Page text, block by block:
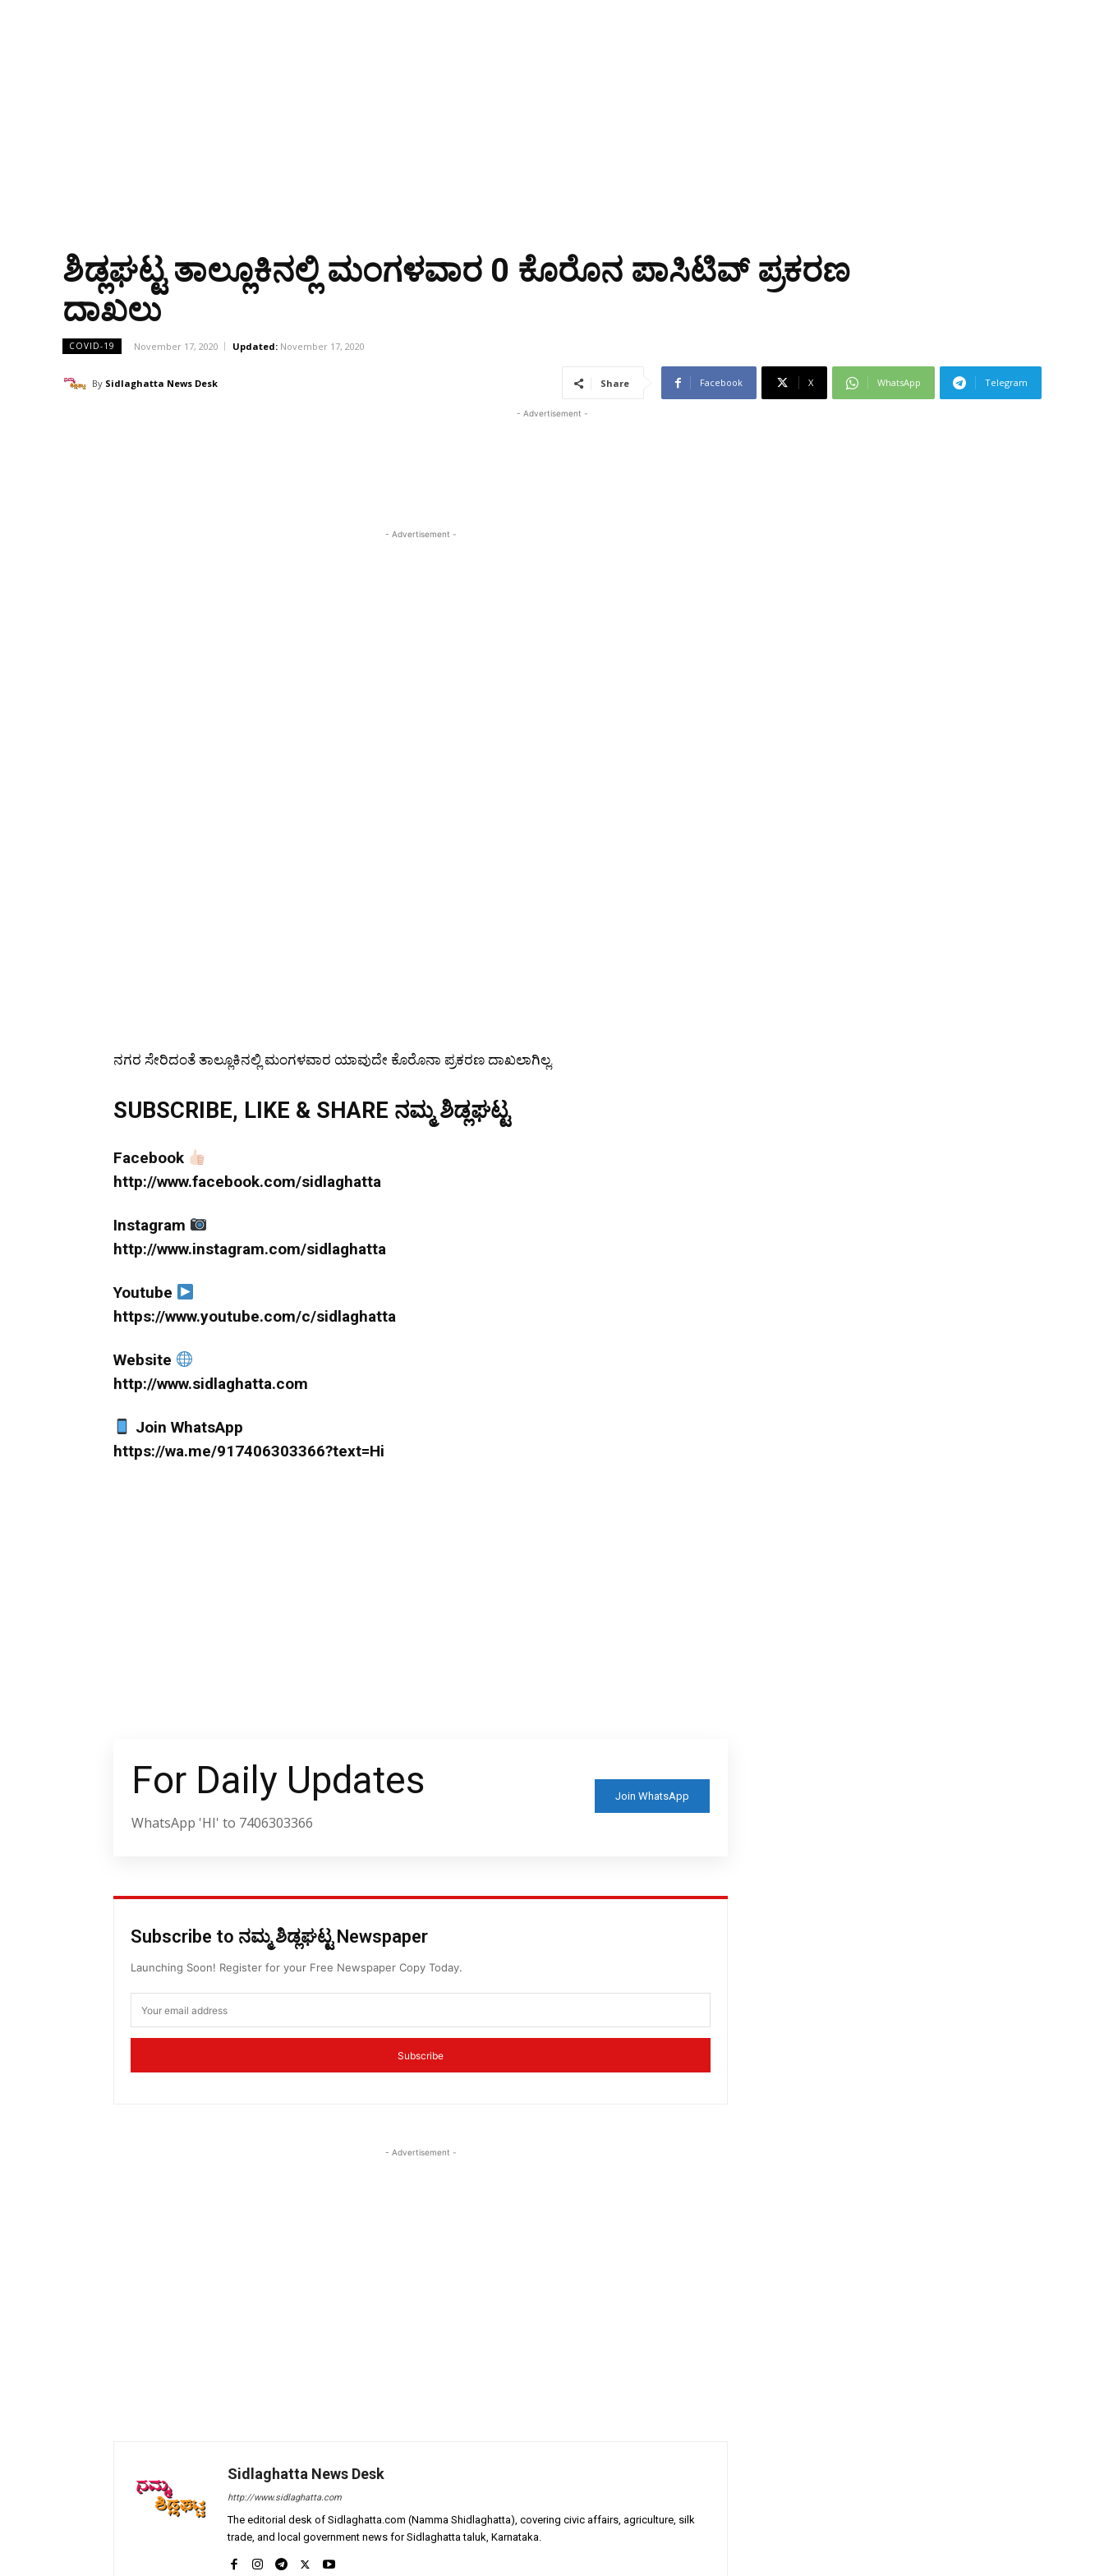
ಶಿಡ್ಲಘಟ್ಟ ತಾಲ್ಲೂಕಿನಲ್ಲಿ ಮಂಗಳವಾರ 0 ಕೊರೊನ ಪಾಸಿಟಿವ್ ಪ್ರಕರಣ
ದಾಖಲು
COVID-19 November 17, 2020 Updated: November 17, 2020
By Sidlaghatta News Desk Share Facebook X WhatsApp Telegram
- Advertisement -
- Advertisement -
ನಗರ ಸೇರಿದಂತೆ ತಾಲ್ಲೂಕಿನಲ್ಲಿ ಮಂಗಳವಾರ ಯಾವುದೇ ಕೊರೊನಾ ಪ್ರಕರಣ ದಾಖಲಾಗಿಲ್ಲ.
SUBSCRIBE, LIKE & SHARE ನಮ್ಮ ಶಿಡ್ಲಘಟ್ಟ
Facebook
http://www.facebook.com/sidlaghatta
Instagram
http://www.instagram.com/sidlaghatta
Youtube
https://www.youtube.com/c/sidlaghatta
Website
http://www.sidlaghatta.com
Join WhatsApp
https://wa.me/917406303366?text=Hi
For Daily Updates
WhatsApp 'HI' to 7406303366
Join WhatsApp
Subscribe to ನಮ್ಮ ಶಿಡ್ಲಘಟ್ಟ Newspaper
Launching Soon! Register for your Free Newspaper Copy Today.
Subscribe
- Advertisement -
Sidlaghatta News Desk
http://www.sidlaghatta.com
The editorial desk of Sidlaghatta.com (Namma Shidlaghatta), covering civic affairs, agriculture, silk
trade, and local government news for Sidlaghatta taluk, Karnataka.